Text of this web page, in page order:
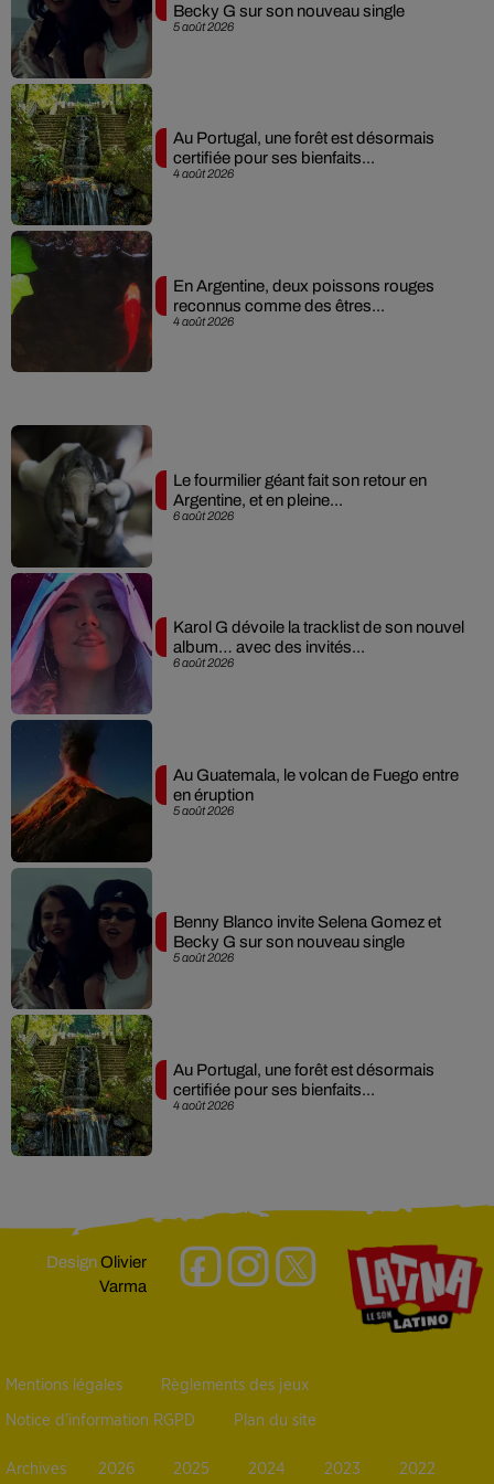
5 août 2026
Becky G sur son nouveau single
4 août 2026
Au Portugal, une forêt est désormais
certifiée pour ses bienfaits...
4 août 2026
En Argentine, deux poissons rouges
reconnus comme des êtres...
6 août 2026
Le fourmilier géant fait son retour en
Argentine, et en pleine...
6 août 2026
Karol G dévoile la tracklist de son nouvel
album… avec des invités...
5 août 2026
Au Guatemala, le volcan de Fuego entre
en éruption
5 août 2026
Benny Blanco invite Selena Gomez et
Becky G sur son nouveau single
4 août 2026
Au Portugal, une forêt est désormais
certifiée pour ses bienfaits...
DesignOlivier
Varma
Mentions légales Règlements des jeux
Notice d’information RGPD Plan du site
Archives 2026 2025 2024 2023 2022